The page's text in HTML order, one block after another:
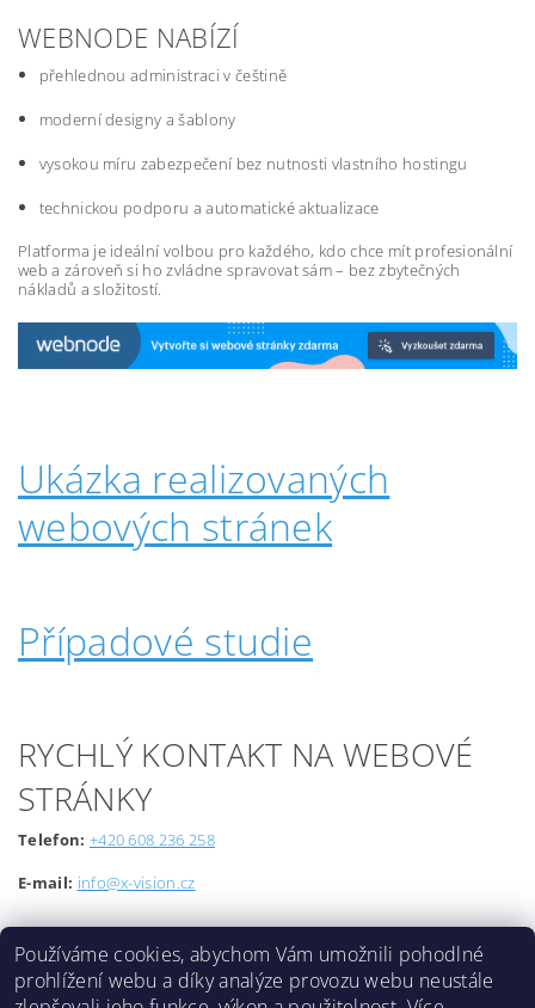
WEBNODE NABÍZÍ
přehlednou administraci v češtině
moderní designy a šablony
vysokou míru zabezpečení bez nutnosti vlastního hostingu
technickou podporu a automatické aktualizace
Platforma je ideální volbou pro každého, kdo chce mít profesionální
web a zároveň si ho zvládne spravovat sám – bez zbytečných
nákladů a složitostí.
Ukázka realizovaných
webových stránek
Případové studie
RYCHLÝ KONTAKT NA WEBOVÉ
STRÁNKY
Telefon: +420 608 236 258
E-mail: info@x-vision.cz
Používáme cookies, abychom Vám umožnili pohodlné
prohlížení webu a díky analýze provozu webu neustále